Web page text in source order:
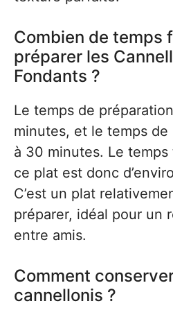
Combien de temps
préparer les
Fondants ?
Le temps de
minutes, et le temps
à 30 minutes. Le
ce plat est donc
C’est un plat
préparer, idéal pour un
entre amis.
Comment
cannellonis ?